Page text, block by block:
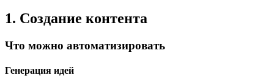
1. Создание контента
Что можно автоматизировать
Генерация идей